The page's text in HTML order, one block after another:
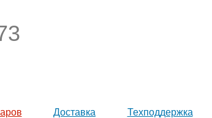
Доставка Техподдержка